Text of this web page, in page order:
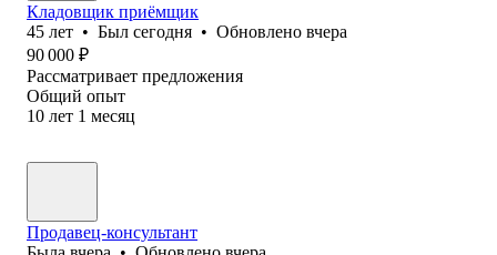
Кладовщик приёмщик
45 лет • Был сегодня • Обновлено вчера
90 000 ₽
Рассматривает предложения
Общий опыт
10 лет 1 месяц
Продавец-консультант